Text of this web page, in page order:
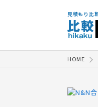
見積もり比
HOME